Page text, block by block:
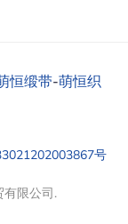
恒缎带-萌恒织
号
限公司.